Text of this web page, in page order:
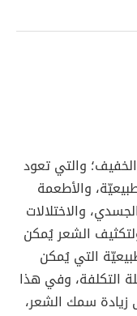
والتي تعود
والأطعمة
والاختلالات
الشعر يُمكن
التي يُمكن
التكلفة، وفي هذا
زيادة سمك الشعر،